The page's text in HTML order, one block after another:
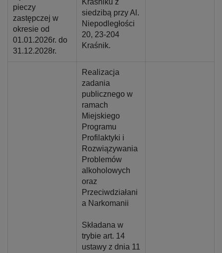
pieczy
zastępczej w
okresie od
01.01.2026r. do
31.12.2028r.
Kraśniku z
siedzibą przy Al.
Niepodległości
20, 23-204
Kraśnik.
Realizacja
zadania
publicznego w
ramach
Miejskiego
Programu
Profilaktyki i
Rozwiązywania
Problemów
alkoholowych
oraz
Przeciwdziałani
a Narkomanii
Składana w
trybie art. 14
ustawy z dnia 11